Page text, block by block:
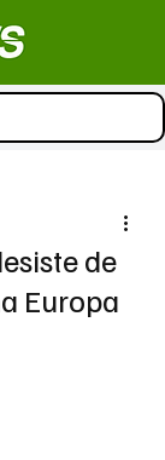
de
Europa